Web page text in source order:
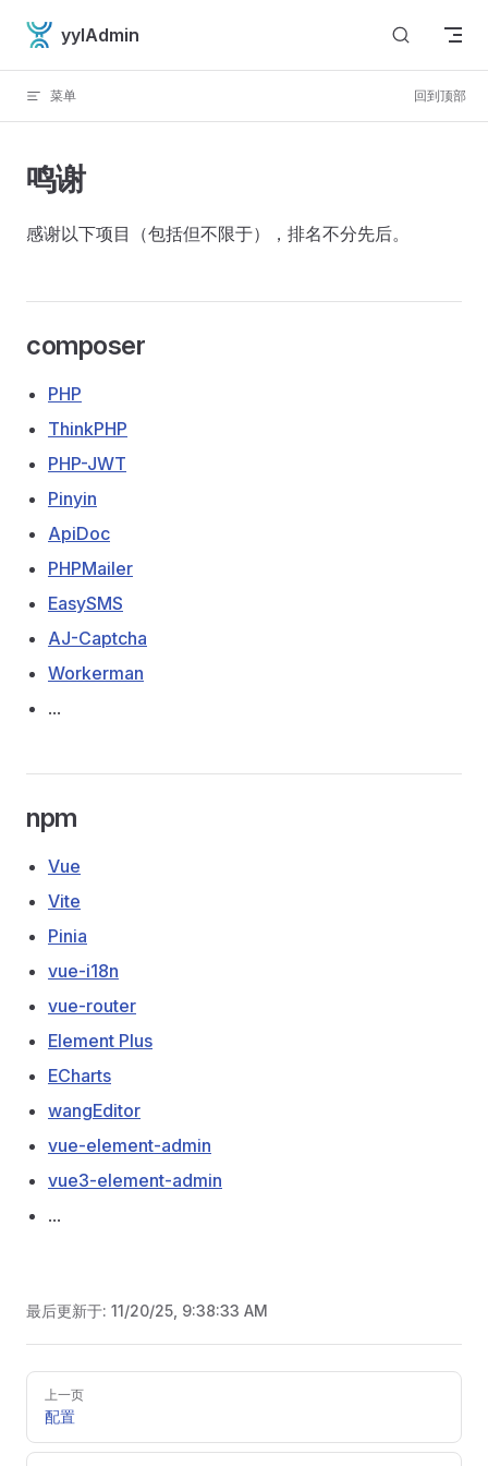
Skip to content
yylAdmin
菜单 回到顶部
鸣谢
感谢以下项目（包括但不限于），排名不分先后。
composer
PHP
ThinkPHP
PHP-JWT
Pinyin
ApiDoc
PHPMailer
EasySMS
AJ-Captcha
Workerman
...
npm
Vue
Vite
Pinia
vue-i18n
vue-router
Element Plus
ECharts
wangEditor
vue-element-admin
vue3-element-admin
...
最后更新于: 11/20/25, 9:38:33 AM
Pager
上一页
配置